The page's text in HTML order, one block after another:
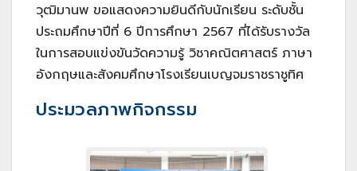
วุฒิมานพ ขอแสดงความยินดีกับนักเรียน ระดับชั้น
ประถมศึกษาปีที่ 6 ปีการศึกษา 2567 ที่ได้รับรางวัล
ในการสอบแข่งขันวัดความรู้ วิชาคณิตศาสตร์ ภาษา
อังกฤษและสังคมศึกษาโรงเรียนเบญจมราชราชูทิศ
ประมวลภาพกิจกรรม